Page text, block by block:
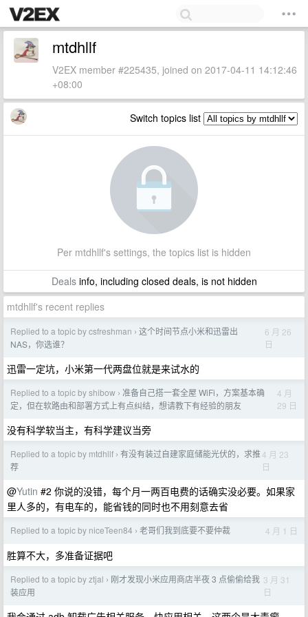
mtdhllf
V2EX member #225435, joined on 2017-04-11 14:12:46
+08:00
Switch topics list
Per mtdhllf's settings, the topics list is hidden
Dealsinfo, including closed deals, is not hidden
mtdhllf's recent replies
Replied to a topic by csfreshman › 这个时间节点小米和迅雷出
NAS，你选谁？
6 月 26
日
迅雷一定坑，小米第一代两盘位就是来试水的
Replied to a topic by shibow › 准备自己搭一套全屋 WiFi，方案基本确
定，但在软路由和部署方式上有点纠结，想请教下有经验的朋友
4 月
29 日
没有科学软当主，有科学建议当旁
Replied to a topic by mtdhllf › 有没有装过自建家庭储能光伏的，求推
荐
4 月 23
日
@Yutin #2 你说的没错，每个月一两百电费的话确实没必要。如果家
里人多的，有电车的，能省钱的同时也不用刻意去省
Replied to a topic by niceTeen84 › 老哥们我到底要不要仲裁 4 月 1 日
胜算不大，多准备证据吧
Replied to a topic by ztjal › 刚才发现小米应用商店半夜 3 点偷偷给我
装应用
3 月 31
日